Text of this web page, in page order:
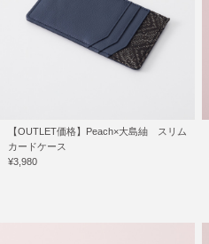
【OUTLET価格】Peach×大島紬 スリム
カードケース
¥3,980